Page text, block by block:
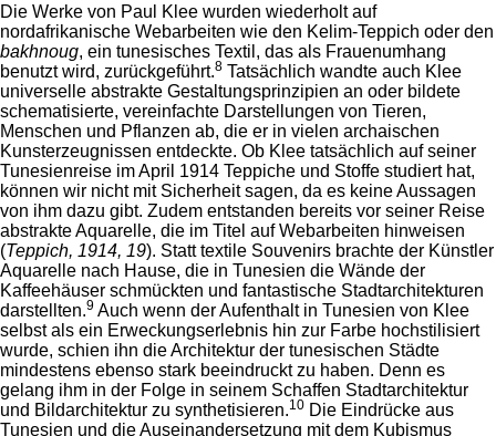
Die Werke von Paul Klee wurden wiederholt auf
nordafrikanische Webarbeiten wie den Kelim-Teppich oder den
bakhnoug, ein tunesisches Textil, das als Frauenumhang
benutzt wird, zurückgeführt.8 Tatsächlich wandte auch Klee
universelle abstrakte Gestaltungsprinzipien an oder bildete
schematisierte, vereinfachte Darstellungen von Tieren,
Menschen und Pflanzen ab, die er in vielen archaischen
Kunsterzeugnissen entdeckte. Ob Klee tatsächlich auf seiner
Tunesienreise im April 1914 Teppiche und Stoffe studiert hat,
können wir nicht mit Sicherheit sagen, da es keine Aussagen
von ihm dazu gibt. Zudem entstanden bereits vor seiner Reise
abstrakte Aquarelle, die im Titel auf Webarbeiten hinweisen
(Teppich, 1914, 19). Statt textile Souvenirs brachte der Künstler
Aquarelle nach Hause, die in Tunesien die Wände der
Kaffeehäuser schmückten und fantastische Stadtarchitekturen
darstellten.9 Auch wenn der Aufenthalt in Tunesien von Klee
selbst als ein Erweckungserlebnis hin zur Farbe hochstilisiert
wurde, schien ihn die Architektur der tunesischen Städte
mindestens ebenso stark beeindruckt zu haben. Denn es
gelang ihm in der Folge in seinem Schaffen Stadtarchitektur
und Bildarchitektur zu synthetisieren.10 Die Eindrücke aus
Tunesien und die Auseinandersetzung mit dem Kubismus